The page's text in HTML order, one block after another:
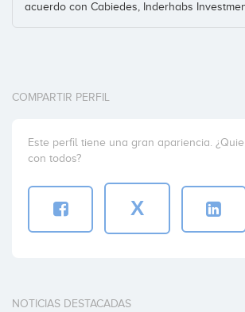
acuerdo con Cabiedes, Inderhabs
COMPARTIR PERFIL
Este perfil tiene una gran apariencia.
con todos?
X
NOTICIAS DESTACADAS